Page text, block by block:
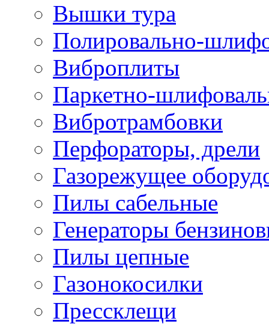
Вышки тура
Полировально-
Виброплиты
Паркетно-
Вибротрамбовки
Перфораторы, дрели
Газорежущее
Пилы сабельные
Генераторы
Пилы цепные
Газонокосилки
Прессклещи